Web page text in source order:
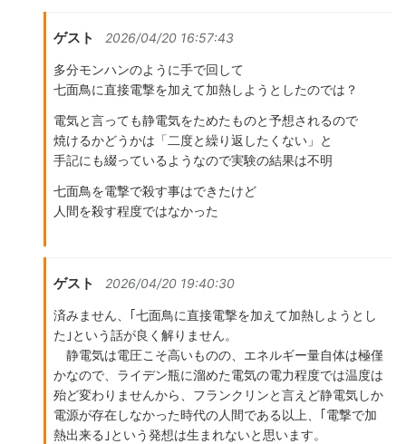
ゲスト 2026/04/20 16:57:43
多分モンハンのように手で回して
七面鳥に直接電撃を加えて加熱しようとしたのでは？
電気と言っても静電気をためたものと予想されるので
焼けるかどうかは「二度と繰り返したくない」と
手記にも綴っているようなので実験の結果は不明
七面鳥を電撃で殺す事はできたけど
人間を殺す程度ではなかった
ゲスト 2026/04/20 19:40:30
済みません、｢七面鳥に直接電撃を加えて加熱しようとし
た｣という話が良く解りません。
静電気は電圧こそ高いものの、エネルギー量自体は極僅
かなので、ライデン瓶に溜めた電気の電力程度では温度は
殆ど変わりませんから、フランクリンと言えど静電気しか
電源が存在しなかった時代の人間である以上、｢電撃で加
熱出来る｣という発想は生まれないと思います。